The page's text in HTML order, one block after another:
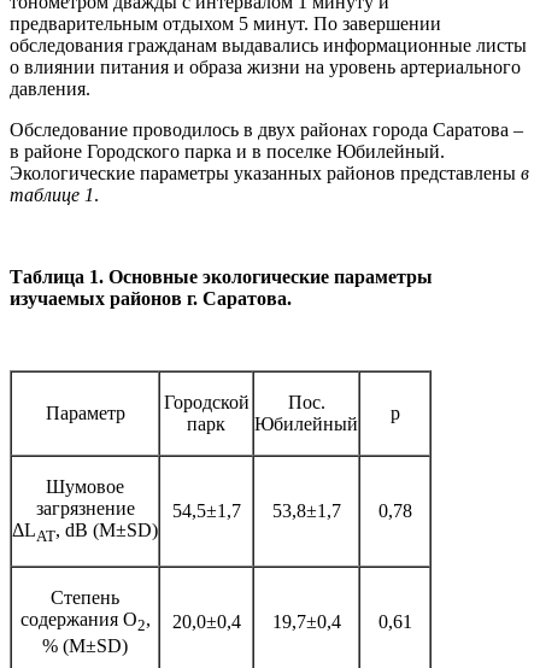
предварительным отдыхом 5 минут. По завершении
обследования гражданам выдавались информационные листы
о влиянии питания и образа жизни на уровень артериального
давления.
Обследование проводилось в двух районах города Саратова –
в районе Городского парка и в поселке Юбилейный.
Экологические параметры указанных районов представлены в
таблице 1.
Таблица 1. Основные экологические параметры
изучаемых районов г. Саратова.
Параметр
Городской
парк
Пос.
Юбилейный
р
Шумовое
загрязнение
ΔLAT, dB (M±SD)
54,5±1,7 53,8±1,7 0,78
Степень
содержания О2,
% (M±SD)
20,0±0,4 19,7±0,4 0,61